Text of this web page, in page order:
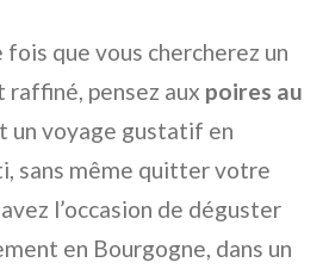
fois que vous chercherez un
pensez aux poires au
un voyage gustatif en
sans même quitter votre
l’occasion de déguster
en Bourgogne, dans un